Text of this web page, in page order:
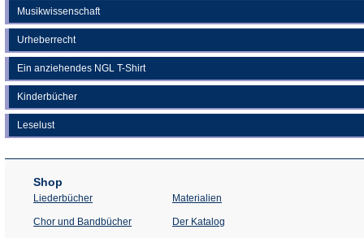
Musikwissenschaft
Urheberrecht
Ein anziehendes NGL T-Shirt
Kinderbücher
Leselust
Shop
Liederbücher
Chor und Bandbücher
Materialien
Der Katalog